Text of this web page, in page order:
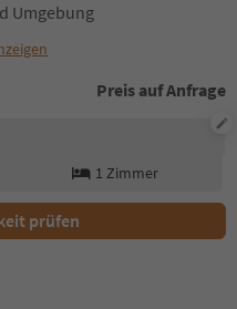
Umgebung
Preis auf Anfrage
1 Zimmer
prüfen